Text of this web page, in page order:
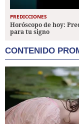
PREDICCIONES
Horóscopo de hoy:
para tu signo
CONTENIDO